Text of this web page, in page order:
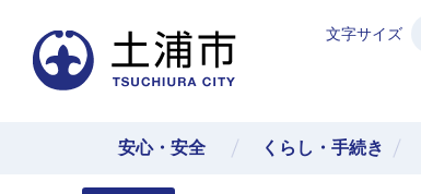
文字サイズ
安心・安全 くらし・手続き